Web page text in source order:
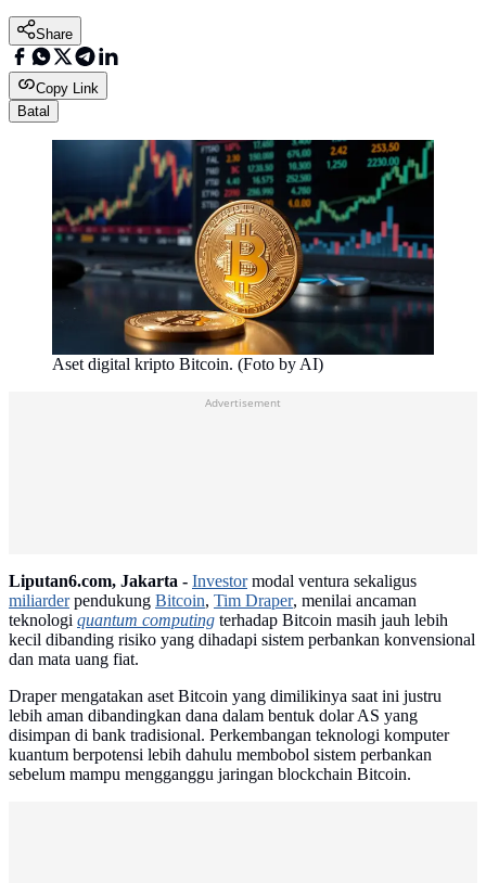
Share
Copy Link
Batal
Aset digital kripto Bitcoin. (Foto by AI)
Advertisement
Liputan6.com, Jakarta - Investormodal ventura sekaligus
miliarderpendukung Bitcoin, Tim Draper, menilai ancaman
teknologi quantum computing terhadap Bitcoin masih jauh lebih
kecil dibanding risiko yang dihadapi sistem perbankan konvensional
dan mata uang fiat.
Draper mengatakan aset Bitcoin yang dimilikinya saat ini justru
lebih aman dibandingkan dana dalam bentuk dolar AS yang
disimpan di bank tradisional. Perkembangan teknologi komputer
kuantum berpotensi lebih dahulu membobol sistem perbankan
sebelum mampu mengganggu jaringan blockchain Bitcoin.